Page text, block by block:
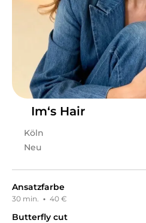
Im‘s Hair
Köln
Neu
Ansatzfarbe
30 min. · 40 €
Butterfly cut